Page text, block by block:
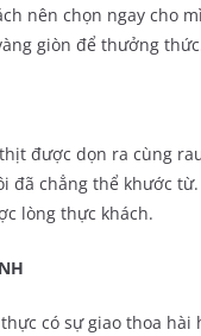
nên chọn ngay cho
giòn để thưởng
được dọn ra cùng
đã chẳng thể khước
lòng thực khách.
có sự giao thoa